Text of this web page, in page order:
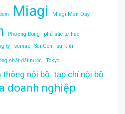
Miagi Miagi Men Day
Phương Đông phủ sắc tự hào
ty sumup Sài Gòn sự kiện
nhất đất nước Tokyo
thông nội bộ tạp chí nội bộ
doanh nghiệp